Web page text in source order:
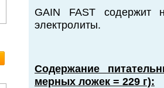
GAIN FAST содержит
электролиты.
Содержание
мерных ложек = 229 г):